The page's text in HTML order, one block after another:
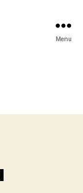
Menu